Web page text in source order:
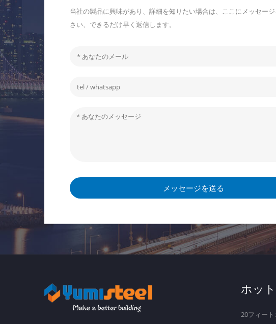
当社の製品に興味があり、詳細を知りたい場合は、ここにメッセー
さい、できるだけ早く返信します。
メッセージを送る
ホッ
20フィー